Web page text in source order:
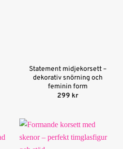
Statement midjekorsett –
dekorativ snörning och
feminin form
299 kr